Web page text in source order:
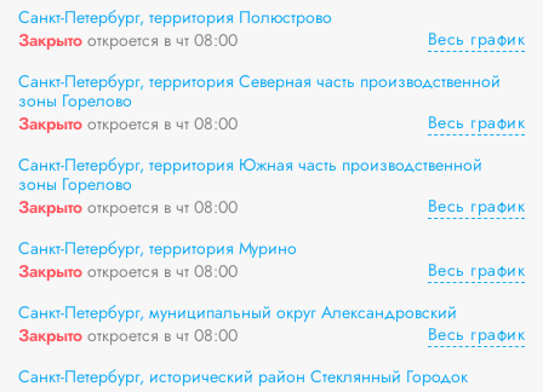
Санкт-Петербург, территория Полюстрово
Закрыто откроется в чт 08:00
Весь график
Санкт-Петербург, территория Северная часть производственной
зоны Горелово
Закрыто откроется в чт 08:00
Весь график
Санкт-Петербург, территория Южная часть производственной
зоны Горелово
Закрыто откроется в чт 08:00
Весь график
Санкт-Петербург, территория Мурино
Закрыто откроется в чт 08:00
Весь график
Санкт-Петербург, муниципальный округ Александровский
Закрыто откроется в чт 08:00
Весь график
Санкт-Петербург, исторический район Стеклянный Городок